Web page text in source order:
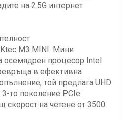
на 2.5G интернет
M3 MINI. Мини
осемядрен процесор Intel
в ефективна
той предлага UHD
то поколение PCIe
скорост на четене от 3500